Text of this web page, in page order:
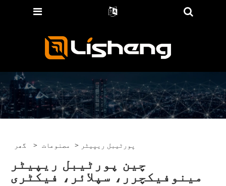
گھر > مصنوعات > پورٹیبل ریپیٹر
چین پورٹیبل ریپیٹر
مینوفیکچرر، سپلائر، فیکٹری